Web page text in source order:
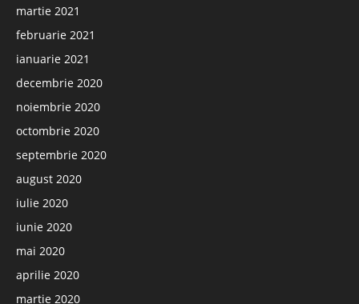
martie 2021
februarie 2021
ianuarie 2021
decembrie 2020
noiembrie 2020
octombrie 2020
septembrie 2020
august 2020
iulie 2020
iunie 2020
mai 2020
aprilie 2020
martie 2020